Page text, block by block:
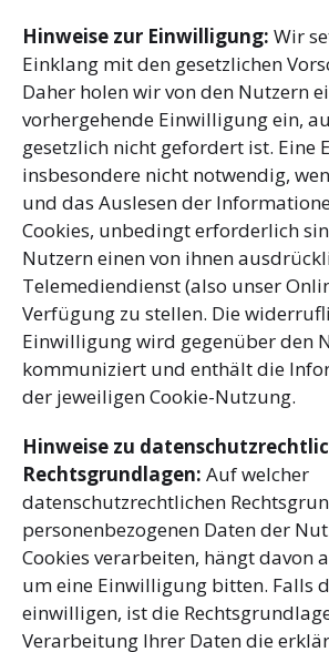
Hinweise zur Einwilligung: Wir
Einklang mit den gesetzlichen
Daher holen wir von den Nutzern
vorhergehende Einwilligung ein,
gesetzlich nicht gefordert ist. Eine
insbesondere nicht notwendig,
und das Auslesen der
Cookies, unbedingt erforderlich
Nutzern einen von ihnen
Telemediendienst (also unser
Verfügung zu stellen. Die
Einwilligung wird gegenüber den
kommuniziert und enthält die
der jeweiligen Cookie-Nutzung.
Hinweise zu
Rechtsgrundlagen: Auf welcher
datenschutzrechtlichen
personenbezogenen Daten der
Cookies verarbeiten, hängt davon
um eine Einwilligung bitten. Falls
einwilligen, ist die
Verarbeitung Ihrer Daten die